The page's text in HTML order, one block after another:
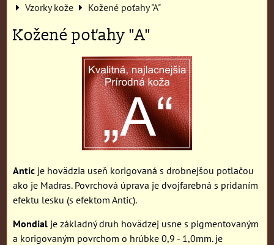
Vzorky kože
Kožené poťahy "A"
Kožené poťahy "A"
Antic je hovädzia useň korigovaná s drobnejšou potlačou
ako je Madras. Povrchová úprava je dvojfarebná s pridaním
efektu lesku (s efektom Antic).
Mondial je základný druh hovädzej usne s pigmentovaným
a korigovaným povrchom o hrúbke 0,9 - 1,0mm. je